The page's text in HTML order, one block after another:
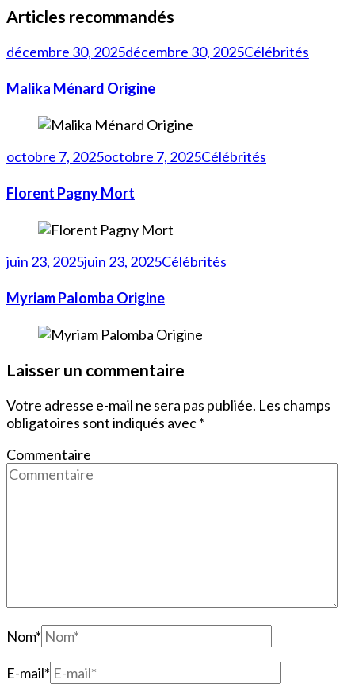
Articles recommandés
décembre 30, 2025décembre 30, 2025Célébrités
Malika Ménard Origine
octobre 7, 2025octobre 7, 2025Célébrités
Florent Pagny Mort
juin 23, 2025juin 23, 2025Célébrités
Myriam Palomba Origine
Laisser un commentaire
Votre adresse e-mail ne sera pas publiée. Les champs
obligatoires sont indiqués avec*
Commentaire
Nom*
E-mail*